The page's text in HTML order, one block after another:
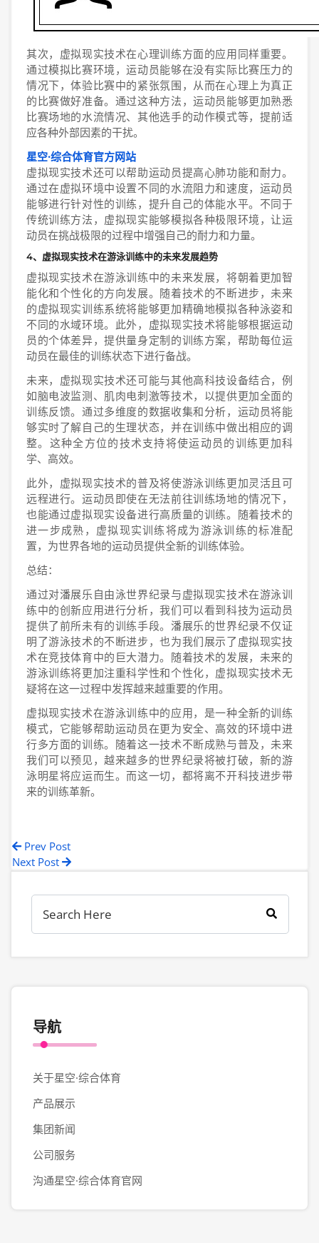
其次，虚拟现实技术在心理训练方面的应用同样重要。
通过模拟比赛环境，运动员能够在没有实际比赛压力的
情况下，体验比赛中的紧张氛围，从而在心理上为真正
的比赛做好准备。通过这种方法，运动员能够更加熟悉
比赛场地的水流情况、其他选手的动作模式等，提前适
应各种外部因素的干扰。
星空·综合体育官方网站
虚拟现实技术还可以帮助运动员提高心肺功能和耐力。
通过在虚拟环境中设置不同的水流阻力和速度，运动员
能够进行针对性的训练，提升自己的体能水平。不同于
传统训练方法，虚拟现实能够模拟各种极限环境，让运
动员在挑战极限的过程中增强自己的耐力和力量。
4、虚拟现实技术在游泳训练中的未来发展趋势
虚拟现实技术在游泳训练中的未来发展，将朝着更加智
能化和个性化的方向发展。随着技术的不断进步，未来
的虚拟现实训练系统将能够更加精确地模拟各种泳姿和
不同的水域环境。此外，虚拟现实技术将能够根据运动
员的个体差异，提供量身定制的训练方案，帮助每位运
动员在最佳的训练状态下进行备战。
未来，虚拟现实技术还可能与其他高科技设备结合，例
如脑电波监测、肌肉电刺激等技术，以提供更加全面的
训练反馈。通过多维度的数据收集和分析，运动员将能
够实时了解自己的生理状态，并在训练中做出相应的调
整。这种全方位的技术支持将使运动员的训练更加科
学、高效。
此外，虚拟现实技术的普及将使游泳训练更加灵活且可
远程进行。运动员即使在无法前往训练场地的情况下，
也能通过虚拟现实设备进行高质量的训练。随着技术的
进一步成熟，虚拟现实训练将成为游泳训练的标准配
置，为世界各地的运动员提供全新的训练体验。
总结：
通过对潘展乐自由泳世界纪录与虚拟现实技术在游泳训
练中的创新应用进行分析，我们可以看到科技为运动员
提供了前所未有的训练手段。潘展乐的世界纪录不仅证
明了游泳技术的不断进步，也为我们展示了虚拟现实技
术在竞技体育中的巨大潜力。随着技术的发展，未来的
游泳训练将更加注重科学性和个性化，虚拟现实技术无
疑将在这一过程中发挥越来越重要的作用。
虚拟现实技术在游泳训练中的应用，是一种全新的训练
模式，它能够帮助运动员在更为安全、高效的环境中进
行多方面的训练。随着这一技术不断成熟与普及，未来
我们可以预见，越来越多的世界纪录将被打破，新的游
泳明星将应运而生。而这一切，都将离不开科技进步带
来的训练革新。
Prev Post
Next Post
导航
关于星空·综合体育
产品展示
集团新闻
公司服务
沟通星空·综合体育官网